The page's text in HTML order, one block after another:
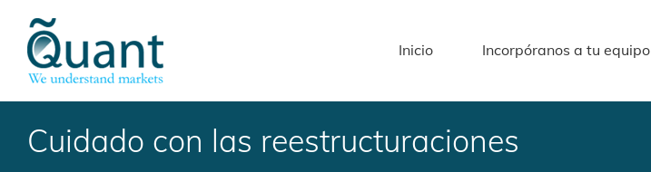
content
Inicio Incorpóranos a tu equipo
Cuidado con las reestructuraciones